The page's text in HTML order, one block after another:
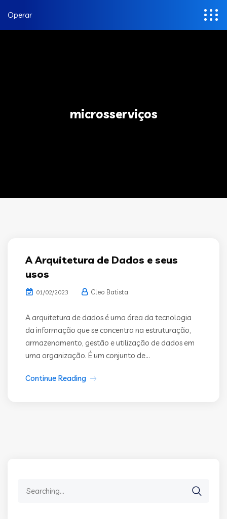
Operar
microsserviços
A Arquitetura de Dados e seus
usos
01/02/2023 Cleo Batista
A arquitetura de dados é uma área da tecnologia
da informação que se concentra na estruturação,
armazenamento, gestão e utilização de dados em
uma organização. É um conjunto de...
Continue Reading